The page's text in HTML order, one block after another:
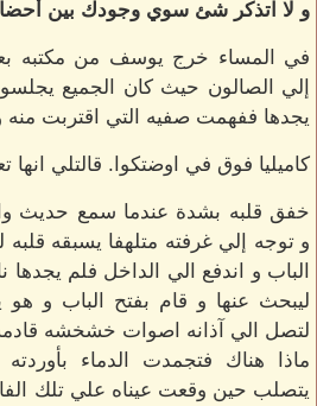
و لا اتذكر شئ سوي وجودك بين
في المساء خرج يوسف من مكتبه
إلي الصالون حيث كان الجميع
يجدها ففهمت صفيه التي اقتربت
كاميليا فوق في اوضتكوا. قالتلي انها
خفق قلبه بشدة عندما سمع حديث
و توجه إلي غرفته متلهفا يسبقه قلبه
الباب و اندفع الي الداخل فلم
ليبحث عنها و قام بفتح الباب و هو
لتصل الي آذانه اصوات خشخشه
ماذا هناك فتجمدت الدماء
يتصلب حين وقعت عيناه علي تلك